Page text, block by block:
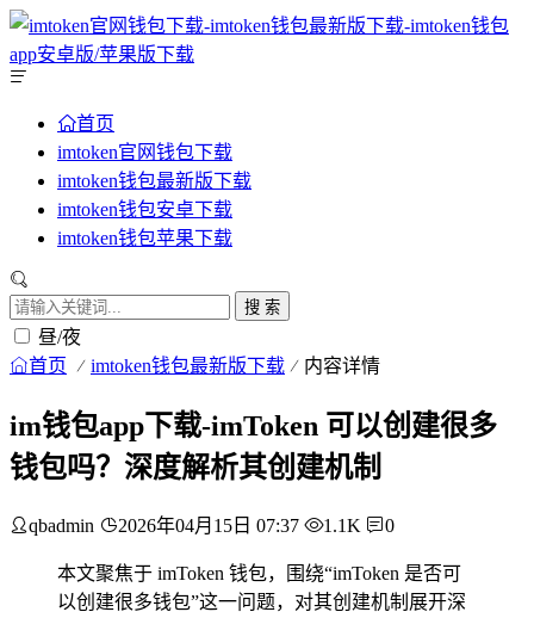
首页
imtoken官网钱包下载
imtoken钱包最新版下载
imtoken钱包安卓下载
imtoken钱包苹果下载
搜 索
昼/夜
首页 imtoken钱包最新版下载 内容详情
im钱包app下载-imToken 可以创建很多
钱包吗？深度解析其创建机制
qbadmin 2026年04月15日 07:37 1.1K 0
本文聚焦于 imToken 钱包，围绕“imToken 是否可
以创建很多钱包”这一问题，对其创建机制展开深